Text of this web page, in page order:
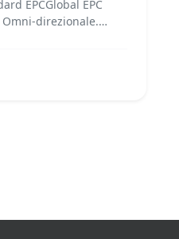
EPCGlobal EPC
Omni-direzionale.